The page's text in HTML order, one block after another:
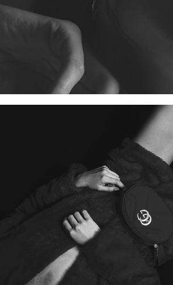
TONS VERMELHO E PRETO